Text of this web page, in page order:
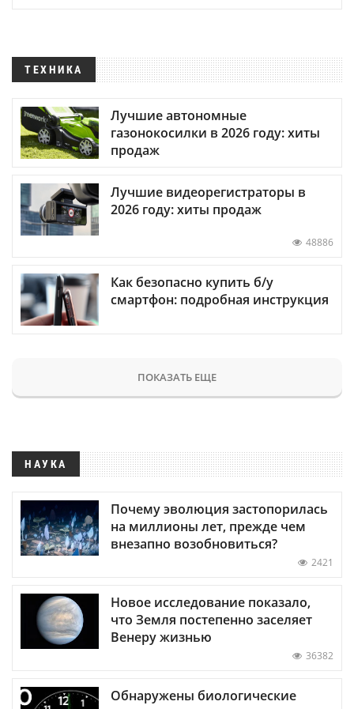
ТЕХНИКА
Лучшие автономные
газонокосилки в 2026 году: хиты
продаж
Лучшие видеорегистраторы в
2026 году: хиты продаж
48886
Как безопасно купить б/у
смартфон: подробная инструкция
ПОКАЗАТЬ ЕЩЕ
НАУКА
Почему эволюция застопорилась
на миллионы лет, прежде чем
внезапно возобновиться?
2421
Новое исследование показало,
что Земля постепенно заселяет
Венеру жизнью
36382
Обнаружены биологические